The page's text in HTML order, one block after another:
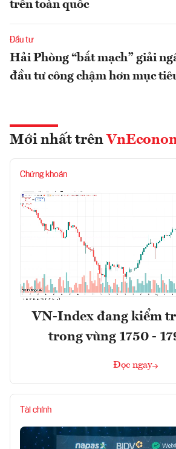
trên toàn quốc
Đầu tư
Hải Phòng “bắt mạch” giải
đầu tư công chậm hơn mục
Mới nhất trên
Chứng khoán
VN-Index đang kiểm
trong vùng 1750 -
Đọc ngay
Tài chính